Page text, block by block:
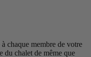
chaque membre de votre
du chalet de même que